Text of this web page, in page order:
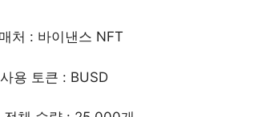
처 : 바이낸스 NFT
사용 토큰 : BUSD